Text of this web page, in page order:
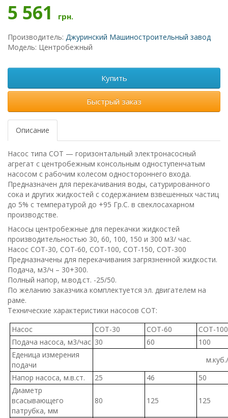
5 561 грн.
Производитель: Джуринский Машиностроительный завод
Модель: Центробежный
Купить
Быстрый заказ
Описание
Насос типа СОТ — горизонтальный электронасосный
агрегат с центробежным консольным одноступенчатым
насосом с рабочим колесом одностороннего входа.
Предназначен для перекачивания воды, сатурированного
сока и других жидкостей с содержанием взвешенных частиц
до 5% с температурой до +95 Гр.С. в свеклосахарном
производстве.
Насосы центробежные для перекачки жидкостей
производительностью 30, 60, 100, 150 и 300 м3/ час.
Насос СОТ-30, СОТ-60, СОТ-100, СОТ-150, СОТ-300
Предназначены для перекачивания загрязненной жидкости.
Подача, м3/ч – 30+300.
Полный напор, м.вод.ст. -25/50.
По желанию заказчика комплектуется эл. двигателем на
раме.
Технические характеристики насосов СОТ:
Насос
СОТ-30 СОТ-60
СОТ-100
Подача насоса, м3/час 30 60
100
Еденица измерения
подачи
Напор насоса, м.в.ст.
25 46
50
Диаметр
всасывающего
патрубка, мм
80 125 125